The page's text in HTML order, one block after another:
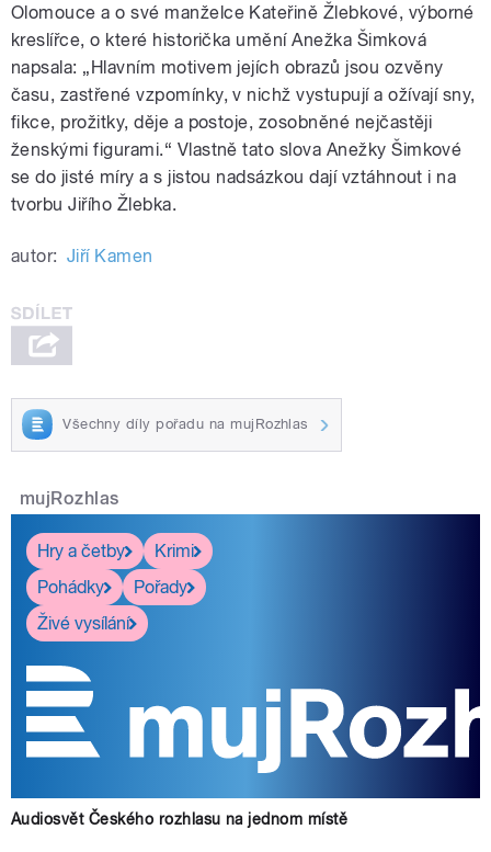
Olomouce a o své manželce Kateřině Žlebkové, výborné
kreslířce, o které historička umění Anežka Šimková
napsala: „Hlavním motivem jejích obrazů jsou ozvěny
času, zastřené vzpomínky, v nichž vystupují a ožívají sny,
fikce, prožitky, děje a postoje, zosobněné nejčastěji
ženskými figurami.“ Vlastně tato slova Anežky Šimkové
se do jisté míry a s jistou nadsázkou dají vztáhnout i na
tvorbu Jiřího Žlebka.
autor: Jiří Kamen
Všechny díly pořadu na mujRozhlas
mujRozhlas
Hry a četby
Krimi
Pohádky
Pořady
Živé vysílání
Audiosvět Českého rozhlasu na jednom místě